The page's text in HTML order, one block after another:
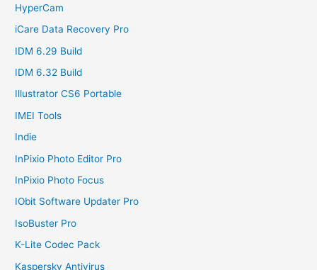
HyperCam
iCare Data Recovery Pro
IDM 6.29 Build
IDM 6.32 Build
Illustrator CS6 Portable
IMEI Tools
Indie
InPixio Photo Editor Pro
InPixio Photo Focus
IObit Software Updater Pro
IsoBuster Pro
K-Lite Codec Pack
Kaspersky Antivirus